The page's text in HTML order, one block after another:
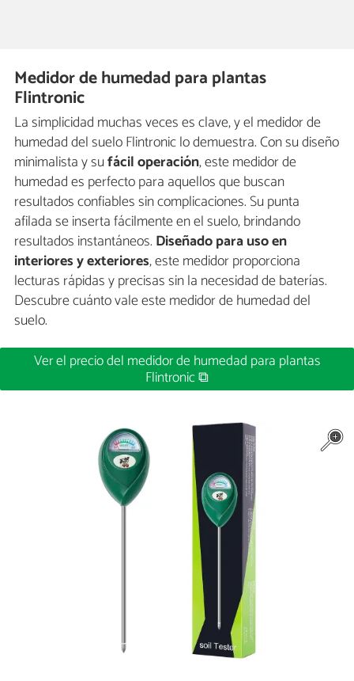
Medidor de humedad para plantas
Flintronic
La simplicidad muchas veces es clave, y el medidor de
humedad del suelo Flintronic lo demuestra. Con su diseño
minimalista y sufácil operación, este medidor de
humedad es perfecto para aquellos que buscan
resultados confiables sin complicaciones. Su punta
afilada se inserta fácilmente en el suelo, brindando
resultados instantáneos. Diseñado para uso en
interiores y exteriores, este medidor proporciona
lecturas rápidas y precisas sin la necesidad de baterías.
Descubre cuánto vale este medidor de humedad del
suelo.
Ver el precio del medidor de humedad para plantas
Flintronic ⧉